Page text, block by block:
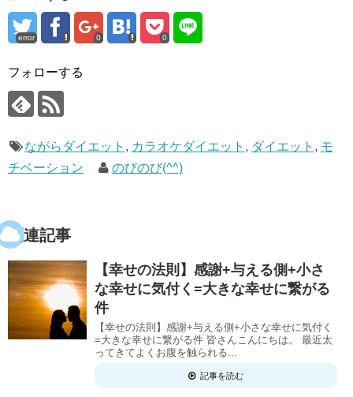
error 0 0
フォローする
ながらダイエット , カラオケダイエット , ダイエット , モ
チベーション
のびのび(^^)
関連記事
【幸せの法則】感謝+与える側+小さ
な幸せに気付く=大きな幸せに繋がる
件
【幸せの法則】感謝+与える側+小さな幸せに気付く
=大きな幸せに繋がる件 皆さんこんにちは。 最近太
ってきてよくお腹を触られる...
記事を読む